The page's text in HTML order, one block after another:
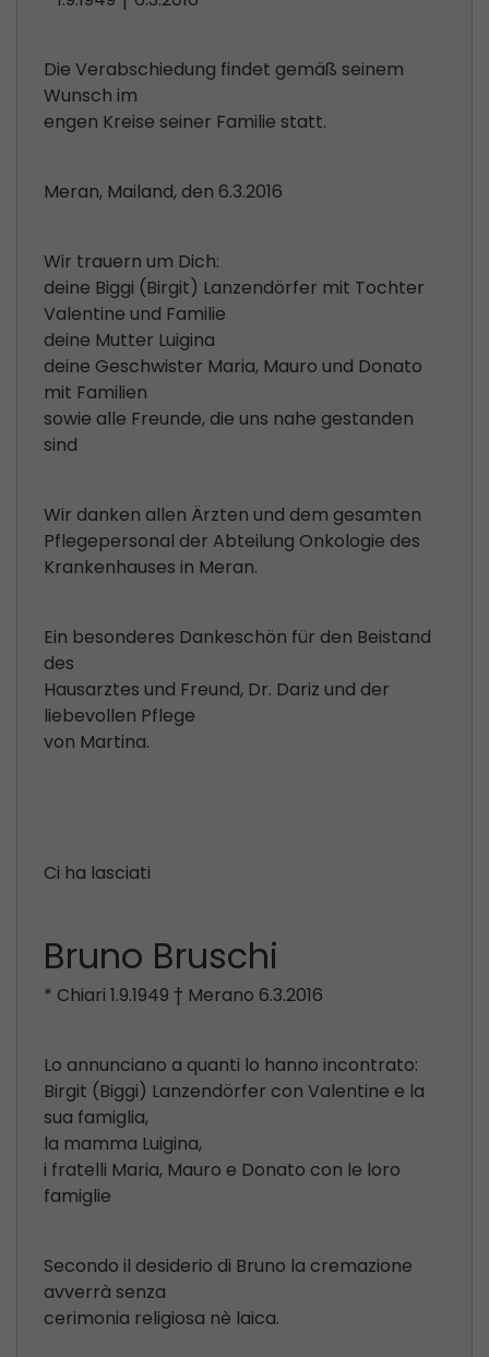
Die Verabschiedung findet gemäß seinem
Wunsch im
engen Kreise seiner Familie statt.
Meran, Mailand, den 6.3.2016
Wir trauern um Dich:
deine Biggi (Birgit) Lanzendörfer mit Tochter
Valentine und Familie
deine Mutter Luigina
deine Geschwister Maria, Mauro und Donato
mit Familien
sowie alle Freunde, die uns nahe gestanden
sind
Wir danken allen Ärzten und dem gesamten
Pflegepersonal der Abteilung Onkologie des
Krankenhauses in Meran.
Ein besonderes Dankeschön für den Beistand
des
Hausarztes und Freund, Dr. Dariz und der
liebevollen Pflege
von Martina.
Ci ha lasciati
Bruno Bruschi
* Chiari 1.9.1949 † Merano 6.3.2016
Lo annunciano a quanti lo hanno incontrato:
Birgit (Biggi) Lanzendörfer con Valentine e la
sua famiglia,
la mamma Luigina,
i fratelli Maria, Mauro e Donato con le loro
famiglie
Secondo il desiderio di Bruno la cremazione
avverrà senza
cerimonia religiosa nè laica.